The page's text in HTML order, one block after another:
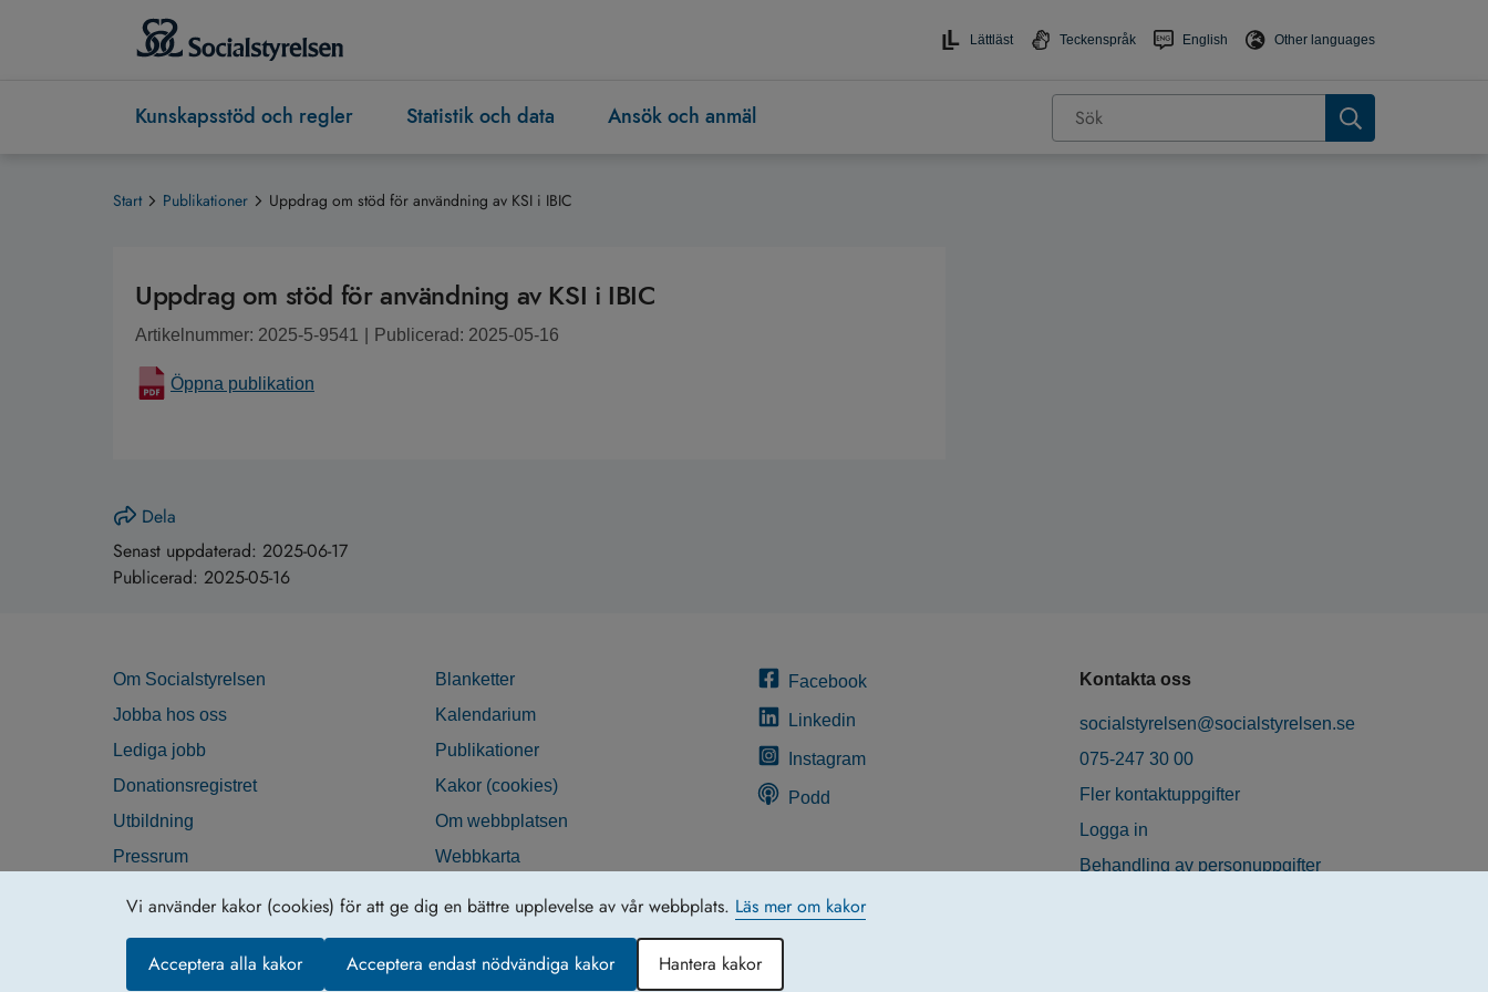
Vi använder kakor (cookies) för att ge dig en bättre upplevelse av vår webbplats. Läs mer om kakor
Acceptera alla kakor Acceptera endast nödvändiga kakor Hantera kakor
Lättläst Teckenspråk English Other languages
Kunskapsstöd och regler Statistik och data Ansök och anmäl
Start Publikationer Uppdrag om stöd för användning av KSI i IBIC
Uppdrag om stöd för användning av KSI i IBIC
Artikelnummer: 2025-5-9541 Publicerad: 2025-05-16
Öppna publikation
Dela
Senast uppdaterad: 2025-06-17
Publicerad: 2025-05-16
Om Socialstyrelsen
Jobba hos oss
Lediga jobb
Donationsregistret
Utbildning
Pressrum
Blanketter
Kalendarium
Publikationer
Kakor (cookies)
Om webbplatsen
Webbkarta
Facebook
Linkedin
Instagram
Podd
Kontakta oss
socialstyrelsen@socialstyrelsen.se
075-247 30 00
Fler kontaktuppgifter
Logga in
Behandling av personuppgifter